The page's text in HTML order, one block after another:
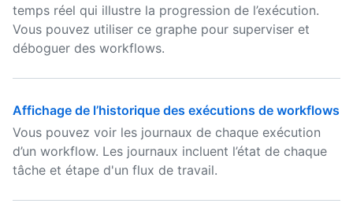
temps réel qui illustre la progression de l’exécution.
Vous pouvez utiliser ce graphe pour superviser et
déboguer des workflows.
Affichage de l’historique des exécutions de workflows
Vous pouvez voir les journaux de chaque exécution
d’un workflow. Les journaux incluent l’état de chaque
tâche et étape d'un flux de travail.